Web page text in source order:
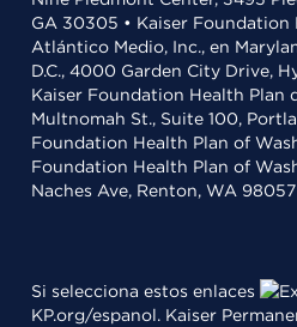
GA 30305 • Kaiser Foundation
Atlántico Medio, Inc., en
D.C., 4000 Garden City Drive,
Kaiser Foundation Health Plan
Multnomah St., Suite 100,
Foundation Health Plan of
Foundation Health Plan of
Naches Ave, Renton, WA 98057
Si selecciona estos enlaces
KP.org/espanol. Kaiser